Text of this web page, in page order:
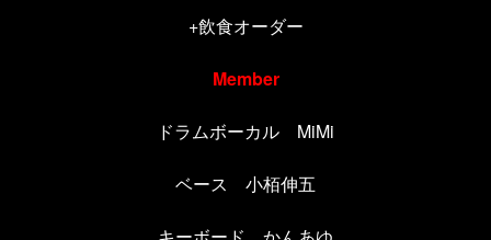
+飲食オーダー
Member
ドラムボーカル MiMi
ベース 小栢伸五